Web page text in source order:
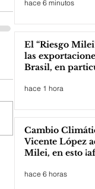
a Huawei
hace 6 minutos
El “Riesgo
las
Brasil, en
industria
la provincia
hace 1 hora
Cambio
Vicente López
Milei, en esto
hace 6 horas